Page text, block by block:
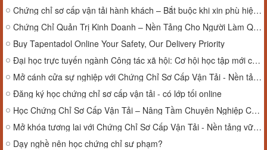
Chứng chỉ sơ cấp vận tải hành khách – Bắt buộc khi xin phù hiệu xe
Chứng Chỉ Quản Trị Kinh Doanh – Nền Tảng Cho Người Làm Quản Lý
Buy Tapentadol Online Your Safety, Our Delivery Priority
Đại học trực tuyến ngành Công tác xã hội: Cơ hội học tập mới cho sinh viên
Mở cánh cửa sự nghiệp với Chứng Chỉ Sơ Cấp Vận Tải - Nền tảng vững chắc cho tương lai!
Đăng ký học chứng chỉ sơ cấp vận tải - có lớp tối online
Học Chứng Chỉ Sơ Cấp Vận Tải – Nâng Tầm Chuyên Nghiệp Cho Người Làm Nghề Xe!
Mở khóa tương lai với Chứng Chỉ Sơ Cấp Vận Tải - Nền tảng vững chắc cho sự nghiệp lái xe
Dạy nghề nên học chứng chỉ sư phạm?